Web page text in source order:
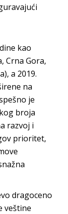
kao
Crna Gora,
a 2019.
na
je
broja
razvoj i
prioritet,
dragoceno
veštine